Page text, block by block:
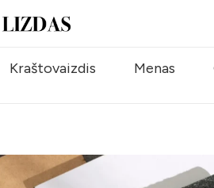
Kraštovaizdis Menas